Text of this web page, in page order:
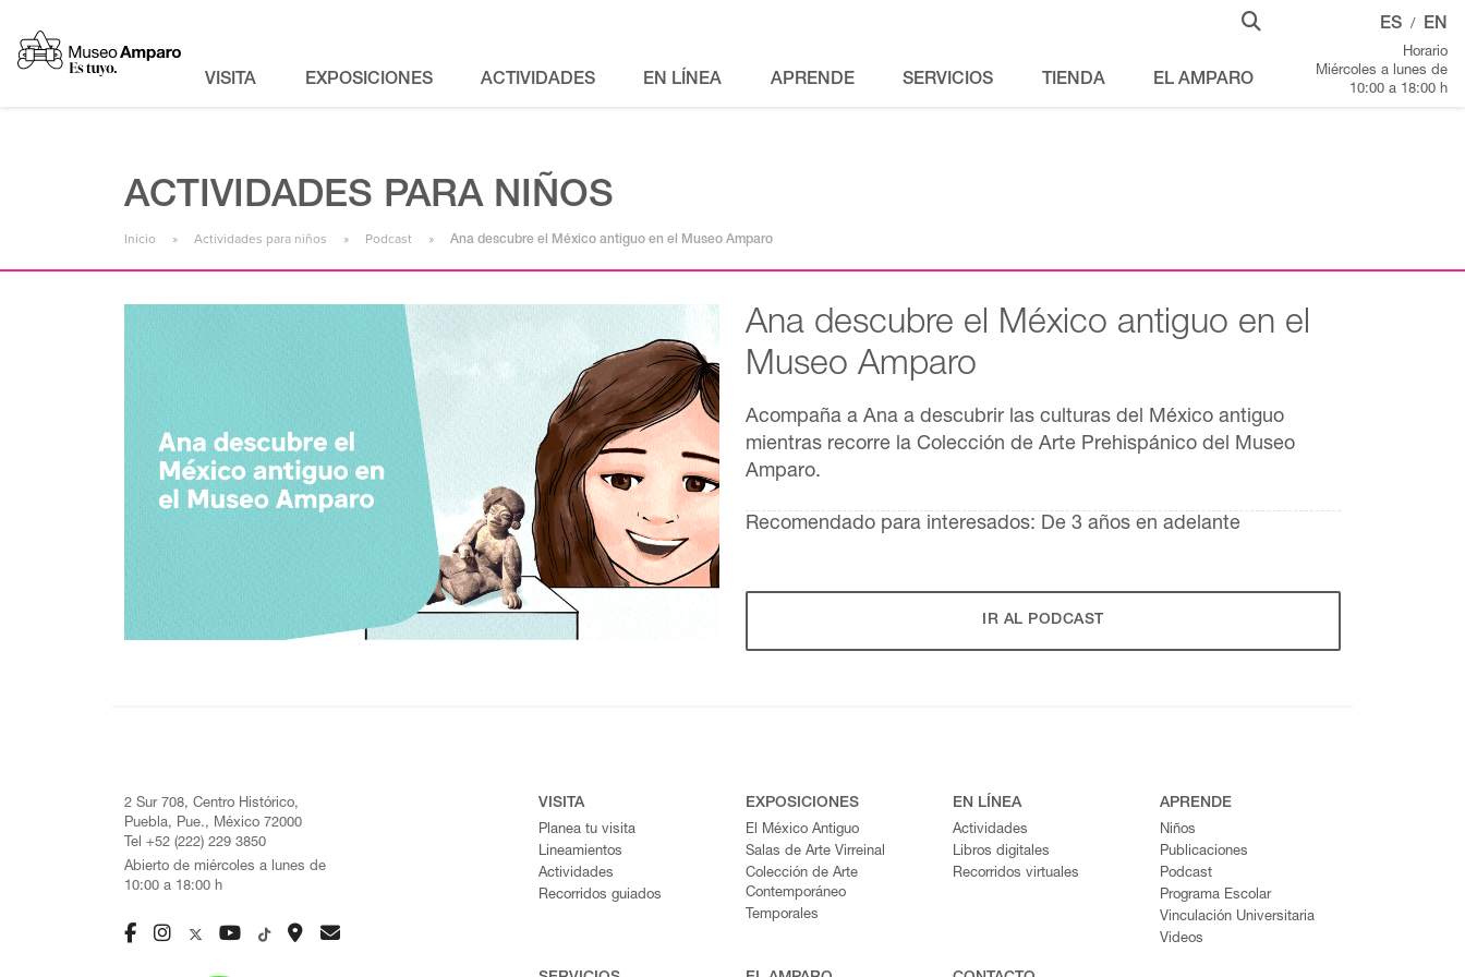
VISITA EXPOSICIONES ACTIVIDADES EN LÍNEA APRENDE SERVICIOS TIENDA EL AMPARO
ES / EN
Horario
Miércoles a lunes de
10:00 a 18:00 h
ACTIVIDADES PARA NIÑOS
Inicio Actividades para niños Podcast Ana descubre el México antiguo en el Museo Amparo
Ana descubre el México antiguo en el
Museo Amparo
Acompaña a Ana a descubrir las culturas del México antiguo
mientras recorre la Colección de Arte Prehispánico del Museo
Amparo.
Recomendado para interesados: De 3 años en adelante
IR AL PODCAST
2 Sur 708, Centro Histórico,
Puebla, Pue., México 72000
Tel +52 (222) 229 3850
Abierto de miércoles a lunes de
10:00 a 18:00 h
VISITA
Planea tu visita
Lineamientos
Actividades
Recorridos guiados
EXPOSICIONES
El México Antiguo
Salas de Arte Virreinal
Colección de Arte
Contemporáneo
Temporales
EN LÍNEA
Actividades
Libros digitales
Recorridos virtuales
APRENDE
Niños
Publicaciones
Podcast
Programa Escolar
Vinculación Universitaria
Videos